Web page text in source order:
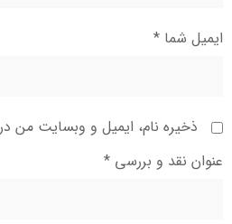
ایمیل شما *
ذخیره نام، ایمیل و وبسایت من
عنوان نقد و بررسی *